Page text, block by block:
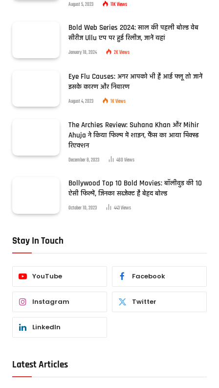
August 5, 2023 11KViews
Bold Web Series 2024: साल की पहली बोल्ड वेब
सीरीज Ullu एप पर हुई रिलीज, जानें यहां
January 18, 2024 2KViews
Eye Flu Causes: अगर आपको भी है आई फ्लू तो जानें
इसके कारण और निवारण
August 4, 2023 1KViews
The Archies Review: Suhana Khan और Mihir
Ahuja ने किया फिल्म में शाइन, फैंस का आया मिक्स्ड
रिएक्शन
December 8, 2023 460Views
Bollywood Top 10 Bold Movies: बॉलीवुड की 10
ऐसी फिल्में, जिनका सब्जेक्ट है बेहद बोल्ड
October 10, 2023 443Views
Stay In Touch
YouTube Facebook
Instagram Twitter
LinkedIn
Latest Articles